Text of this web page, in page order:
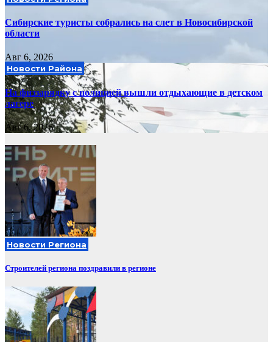
Сибирские туристы собрались на слет в Новосибирской
области
Авг 6, 2026
Новости Района
На физзарядку с полицией вышли отдыхающие в детском
лагере
Авг 6, 2026
Новости Региона
Строителей региона поздравили в регионе